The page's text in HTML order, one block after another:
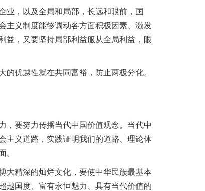
，以及全局和局部，长远和眼前，国
主义制度能够调动各方面积极因素、激发
益，又要坚持局部利益服从全局利益，眼
优越性就在共同富裕，防止两极分化。
要努力传播当代中国价值观念。当代中
主义道路，实践证明我们的道路、理论体
。
精深的灿烂文化，要使中华民族最基本
越国度、富有永恒魅力、具有当代价值的